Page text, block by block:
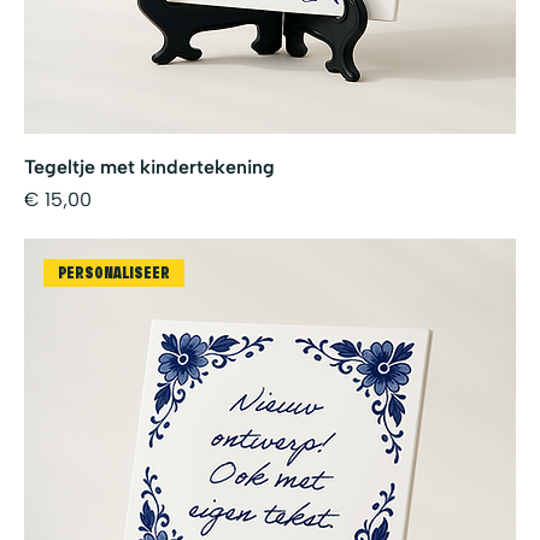
Tegeltje met kindertekening
Prijs
€ 15,00
PERSONALISEER